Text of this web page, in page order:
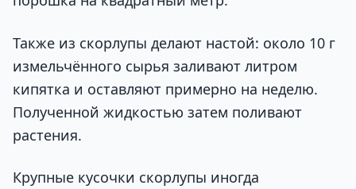
Также из скорлупы делают настой: около 10 г
измельчённого сырья заливают литром
кипятка и оставляют примерно на неделю.
Полученной жидкостью затем поливают
растения.
Крупные кусочки скорлупы иногда